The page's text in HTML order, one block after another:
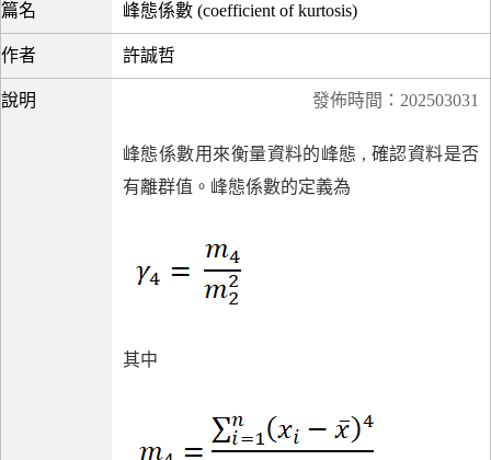
篇名 峰態係數 (coefficient of kurtosis)
作者 許誠哲
說明 發佈時間：202503031
峰態係數用來衡量資料的峰態 , 確認資料是否
有離群值。峰態係數的定義為
其中